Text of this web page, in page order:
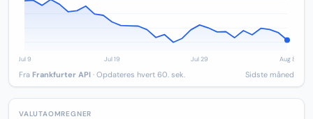
Fra Frankfurter API · Opdateres hvert 60. sek. Sidste måned
VALUTAOMREGNER